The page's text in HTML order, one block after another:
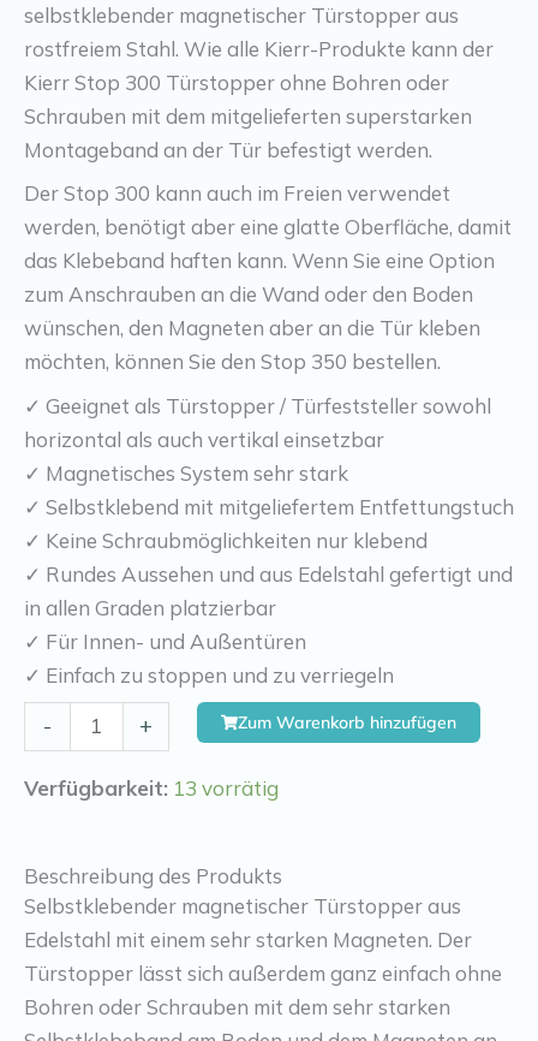
selbstklebender magnetischer Türstopper aus
rostfreiem Stahl. Wie alle Kierr-Produkte kann der
Kierr Stop 300 Türstopper ohne Bohren oder
Schrauben mit dem mitgelieferten superstarken
Montageband an der Tür befestigt werden.
Der Stop 300 kann auch im Freien verwendet
werden, benötigt aber eine glatte Oberfläche, damit
das Klebeband haften kann. Wenn Sie eine Option
zum Anschrauben an die Wand oder den Boden
wünschen, den Magneten aber an die Tür kleben
möchten, können Sie den Stop 350 bestellen.
✓ Geeignet als Türstopper / Türfeststeller sowohl
horizontal als auch vertikal einsetzbar
✓ Magnetisches System sehr stark
✓ Selbstklebend mit mitgeliefertem Entfettungstuch
✓ Keine Schraubmöglichkeiten nur klebend
✓ Rundes Aussehen und aus Edelstahl gefertigt und
in allen Graden platzierbar
✓ Für Innen- und Außentüren
✓ Einfach zu stoppen und zu verriegeln
-
Stop
300
und
Schrauben)
Menge
+ Zum Warenkorb hinzufügen
Verfügbarkeit: 13 vorrätig
Beschreibung des Produkts
Selbstklebender magnetischer Türstopper aus
Edelstahl mit einem sehr starken Magneten. Der
Türstopper lässt sich außerdem ganz einfach ohne
Bohren oder Schrauben mit dem sehr starken